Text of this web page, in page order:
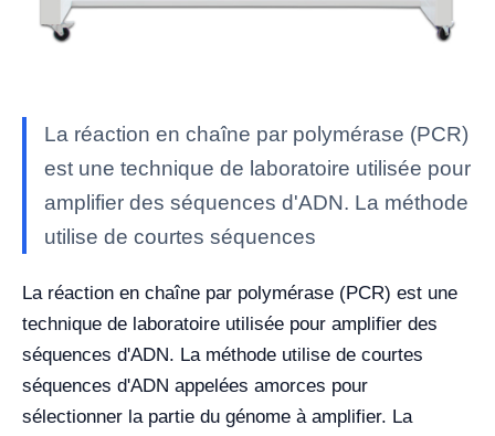
La réaction en chaîne par polymérase (PCR)
est une technique de laboratoire utilisée pour
amplifier des séquences d'ADN. La méthode
utilise de courtes séquences
La réaction en chaîne par polymérase (PCR) est une
technique de laboratoire utilisée pour amplifier des
séquences d'ADN. La méthode utilise de courtes
séquences d'ADN appelées amorces pour
sélectionner la partie du génome à amplifier. La